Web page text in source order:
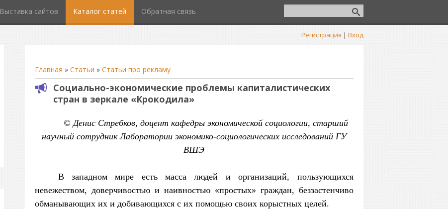
Выставка сайтов Каталог статей Обратная связь
Регистрация | Вход
Главная » Статьи » Статьи про рекламу
Социально-экономические проблемы капиталистических
стран в зеркале «Крокодила»
© Денис Стребков, доцент кафедры экономической социологии, старший
научный сотрудник Лаборатории экономико-социологических исследований ГУ
ВШЭ
В западном мире есть масса людей и организаций, пользующихся
невежеством, доверчивостью и наивностью «простых» граждан, беззастенчиво
обманывающих их и добивающихся с их помощью своих корыстных целей.